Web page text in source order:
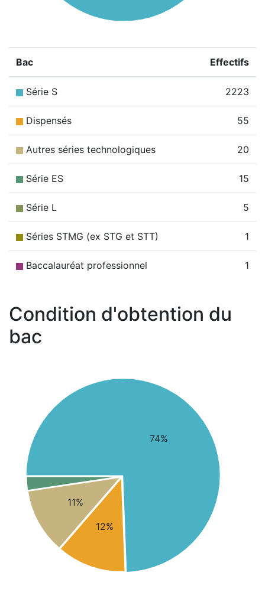
Bac Effectifs
Série S 2223
Dispensés 55
Autres séries technologiques 20
Série ES 15
Série L 5
Séries STMG (ex STG et STT) 1
Baccalauréat professionnel 1
Condition d'obtention du
bac
74%
12%
11%